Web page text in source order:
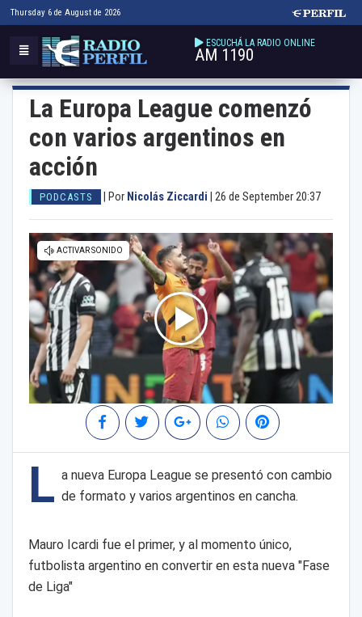
Thursday 6 de August de 2026
ESCUCHÁ LA RADIO ONLINE
AM 1190
La Europa League comenzó
con varios argentinos en
acción
PODCASTS Por Nicolás Ziccardi 26 de September 20:37
L a nueva Europa League se presentó con cambio
de formato y varios argentinos en cancha.
Mauro Icardi fue el primer, y al momento único,
futbolista argentino en convertir en esta nueva "Fase
de Liga"